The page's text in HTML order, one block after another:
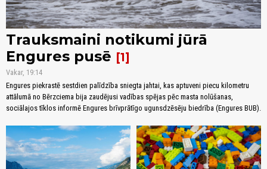
Trauksmaini notikumi jūrā
Engures pusē
1
Vakar, 19:14
Engures piekrastē sestdien palīdzība sniegta jahtai, kas aptuveni piecu kilometru
attālumā no Bērzciema bija zaudējusi vadības spējas pēc masta nolūšanas,
sociālajos tīklos informē Engures brīvprātīgo ugunsdzēsēju biedrība (Engures BUB).